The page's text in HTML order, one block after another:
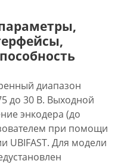
диапазон
до 30 В. Выходной
энкодера (до
при помощи
UBIFAST. Для модели